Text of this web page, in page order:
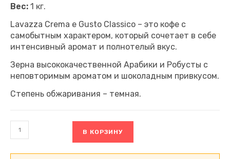
Вес: 1 кг.
Lavazza Crema e Gusto Classico – это кофе с
самобытным характером, который сочетает в себе
интенсивный аромат и полнотелый вкус.
Зерна высококачественной Арабики и Робусты с
неповторимым ароматом и шоколадным привкусом.
Степень обжаривания – темная.
товара
в
В КОРЗИНУ